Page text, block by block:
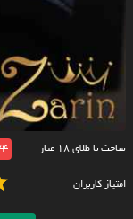
ساخت با طلای ۱۸ عیار
امتیاز کاربران